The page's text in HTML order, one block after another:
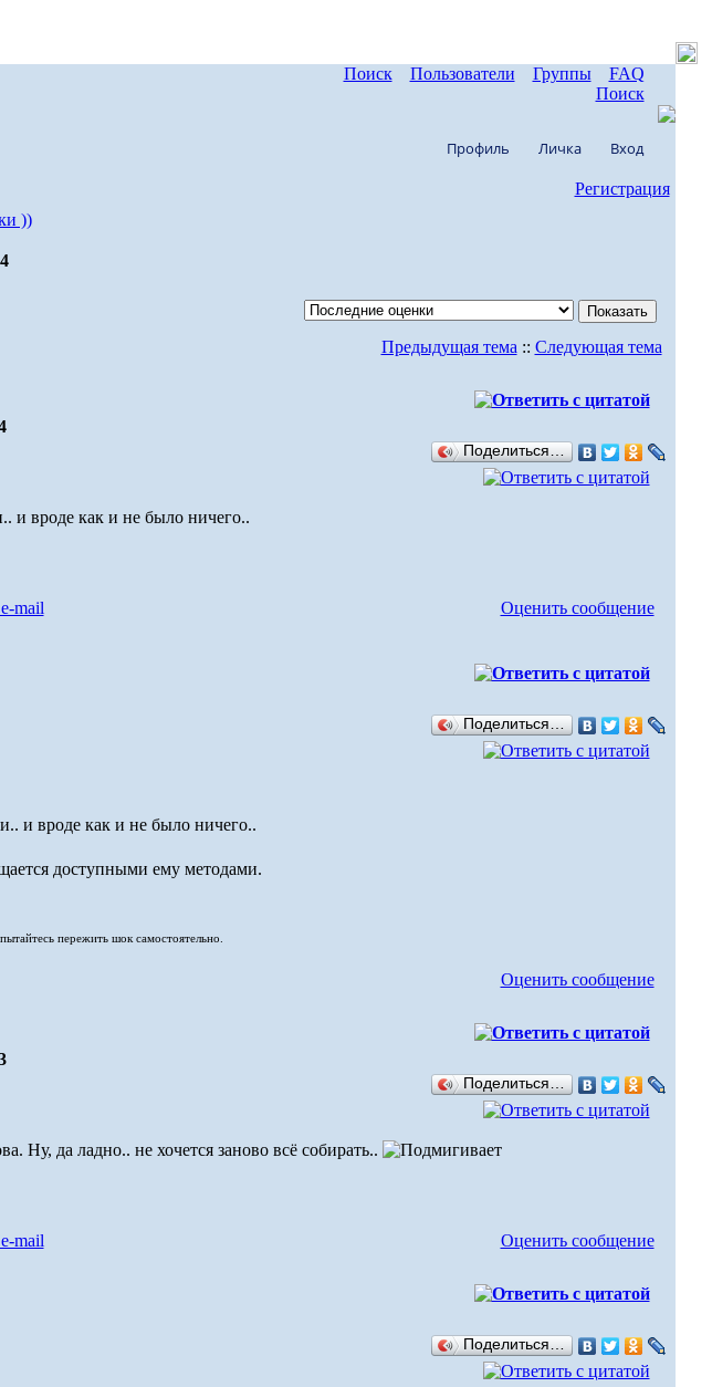
Поиск Пользователи Группы
FAQ
Поиск
Профиль Личка Вход
Регистрация
))
4
Предыдущая тема :: Следующая тема
Поделиться…
и вроде как и не было ничего..
Оценить сообщение
Поделиться…
и вроде как и не было ничего..
доступными ему методами.
пережить шок самостоятельно.
Оценить сообщение
Поделиться…
Ну, да ладно.. не хочется заново всё собирать..
Оценить сообщение
Поделиться…